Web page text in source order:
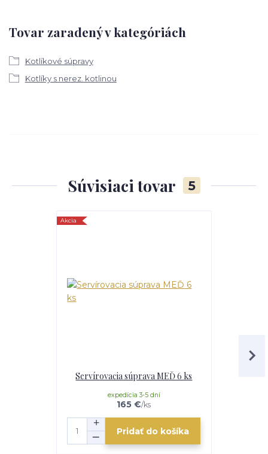
Tovar zaradený v kategóriách
Kotlíkové súpravy
Kotlíky s nerez. kotlinou
Súvisiaci tovar 5
Akcia
Servírovacia súprava MEĎ 6 ks
165 €/ks
expedícia 3-5 dní
Pridať do košíka